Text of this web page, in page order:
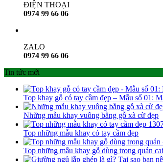
ĐIỆN THOẠI
0974 99 66 06
ZALO
0974 99 66 06
Tin tức mới
Top khay gỗ có tay cầm đẹp – Mẫu số 01:
Những mẫu khay vuông bằng gỗ xà cừ đẹp
Top những mẫu khay có tay cầm đẹp
Top những mẫu khay gỗ dùng trong quán